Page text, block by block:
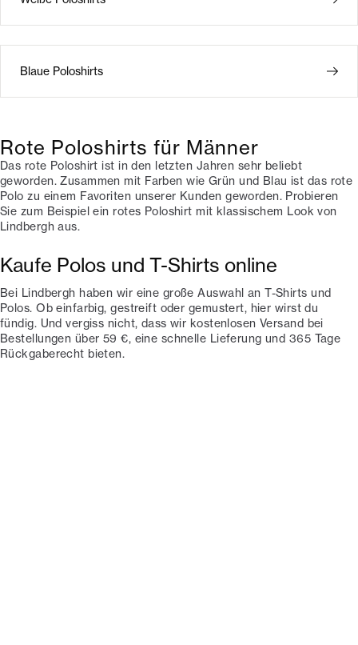
Blaue Poloshirts
Rote Poloshirts für Männer
Das rote Poloshirt ist in den letzten Jahren sehr beliebt
geworden. Zusammen mit Farben wie Grün und Blau ist das rote
Polo zu einem Favoriten unserer Kunden geworden. Probieren
Sie zum Beispiel ein rotes Poloshirt mit klassischem Look von
Lindbergh aus.
Kaufe Polos und T-Shirts online
Bei Lindbergh haben wir eine große Auswahl an T-Shirts und
Polos. Ob einfarbig, gestreift oder gemustert, hier wirst du
fündig. Und vergiss nicht, dass wir kostenlosen Versand bei
Bestellungen über 59 €, eine schnelle Lieferung und 365 Tage
Rückgaberecht bieten.